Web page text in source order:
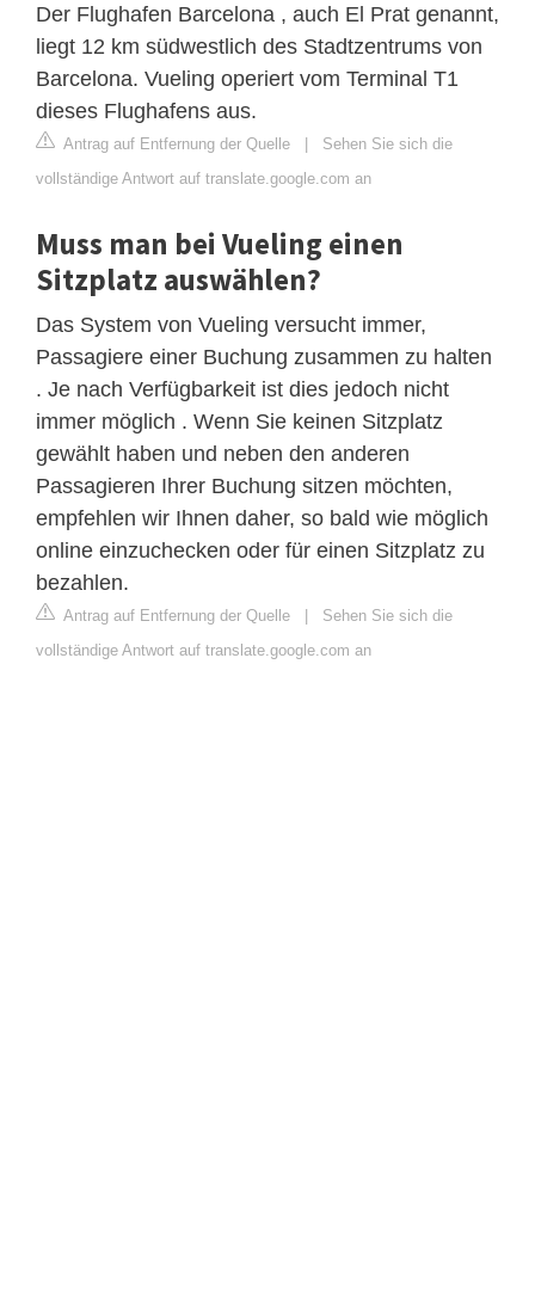
Der Flughafen Barcelona , auch El Prat genannt,
liegt 12 km südwestlich des Stadtzentrums von
Barcelona. Vueling operiert vom Terminal T1
dieses Flughafens aus.
Antrag auf Entfernung der Quelle | Sehen Sie sich die
vollständige Antwort auf translate.google.com an
Muss man bei Vueling einen
Sitzplatz auswählen?
Das System von Vueling versucht immer,
Passagiere einer Buchung zusammen zu halten
. Je nach Verfügbarkeit ist dies jedoch nicht
immer möglich . Wenn Sie keinen Sitzplatz
gewählt haben und neben den anderen
Passagieren Ihrer Buchung sitzen möchten,
empfehlen wir Ihnen daher, so bald wie möglich
online einzuchecken oder für einen Sitzplatz zu
bezahlen.
Antrag auf Entfernung der Quelle | Sehen Sie sich die
vollständige Antwort auf translate.google.com an